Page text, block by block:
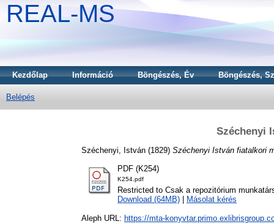
REAL-MS
Kezdőlap Információ Böngészés, Év Böngészés,
Belépés
Széchenyi
Széchenyi, István (1829) Széchenyi István fiatalkori
PDF (K254)
K254.pdf
Restricted to Csak a repozitórium
Download (64MB)
Másolat kérés
Aleph URL: https://mta-